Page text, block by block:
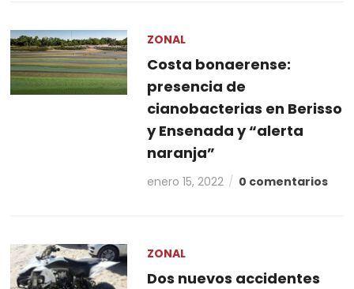
ZONAL
Costa bonaerense:
presencia de
cianobacterias en Berisso
y Ensenada y “alerta
naranja”
enero 15, 2022 0 comentarios
ZONAL
Dos nuevos accidentes